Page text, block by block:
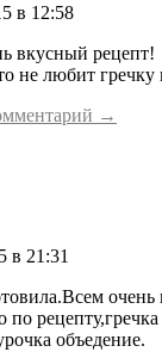
в 12:58
вкусный рецепт!
не любит
→
в 21:31
очень
по
объедение.